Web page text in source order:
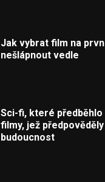
Jak vybrat film na
nešlápnout vedle
Sci-fi, které předběhlo
filmy, jež předpověděly
budoucnost